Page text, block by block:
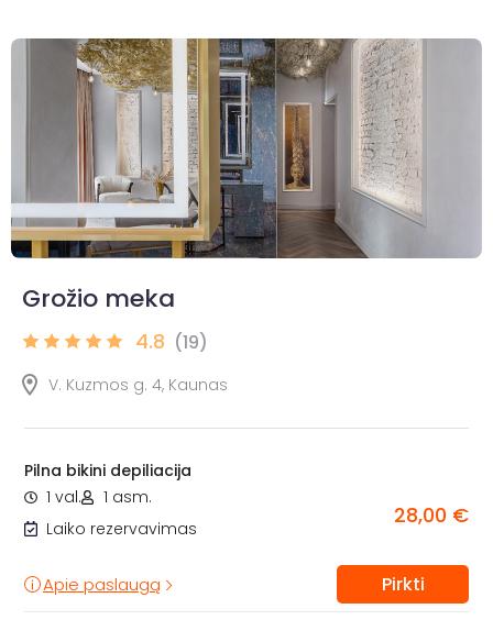
Grožio meka
4.8 (19)
V. Kuzmos g. 4, Kaunas
Pilna bikini depiliacija
1 val.
1 asm.
Laiko rezervavimas
28,00 €
Apie paslaugą Pirkti